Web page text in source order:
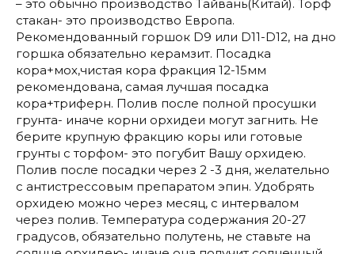
– это обычно производство Тайвань(Китай). Торф
стакан- это производство Европа.
Рекомендованный горшок D9 или D11-D12, на дно
горшка обязательно керамзит. Посадка
кора+мох,чистая кора фракция 12-15мм
рекомендована, самая лучшая посадка
кора+триферн. Полив после полной просушки
грунта- иначе корни орхидеи могут загнить. Не
берите крупную фракцию коры или готовые
грунты с торфом- это погубит Вашу орхидею.
Полив после посадки через 2 -3 дня, желательно
с антистрессовым препаратом эпин. Удобрять
орхидею можно через месяц, с интервалом
через полив. Температура содержания 20-27
градусов, обязательно полутень, не ставьте на